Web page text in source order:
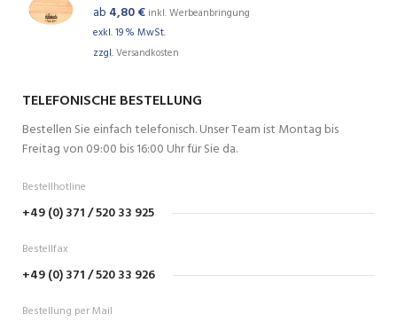
ab 4,80€ inkl. Werbeanbringung
exkl. 19 % MwSt.
zzgl.Versandkosten
TELEFONISCHE BESTELLUNG
Bestellen Sie einfach telefonisch. Unser Team ist Montag bis
Freitag von 09:00 bis 16:00 Uhr für Sie da.
Bestellhotline
+49 (0) 371 / 520 33 925
Bestellfax
+49 (0) 371 / 520 33 926
Bestellung per Mail